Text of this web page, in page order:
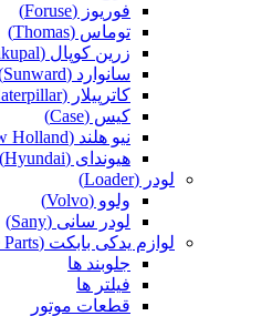
فوریوز (Foruse)
توماس (Thomas)
زرین کوپال (Zarrinkupal)
سانوارد (Sunward)
کاترپیلار (Caterpillar)
کیس (Case)
نیو هلند (New Holland)
هیوندای (Hyundai)
لودر (Loader)
ولوو (Volvo)
لودر سانی (Sany)
لوازم یدکی بابکت (Bobcat Spare Parts)
جلوبند ها
فیلتر ها
قطعات موتور